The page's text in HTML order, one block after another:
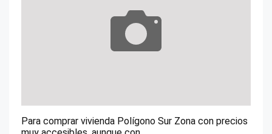
Para comprar vivienda Polígono Sur Zona con precios